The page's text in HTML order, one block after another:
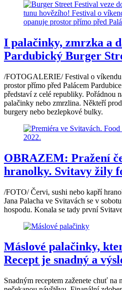
I palačinky, zmrzka a
Pardubický Burger
/FOTOGALERIE/ Festival o víkendu
prostor přímo před Palácem
představí z celé republiky. Pořádnou
palačinky nebo zmrzlina. Někteří
burgery nebo bezlepkové bulky.
OBRAZEM: Pražení
hranolky. Svitavy žily
/FOTO/ Červi, sushi nebo kapří
Jana Palacha ve Svitavách se v
hospodu. Konala se tady první
Máslové palačinky,
Recept je snadný a
Snadným receptem zaženete chuť na